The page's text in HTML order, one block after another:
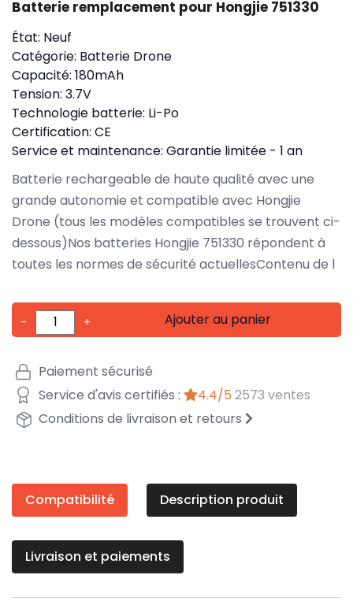
Batterie remplacement pour Hongjie 751330
État: Neuf
Catégorie: Batterie Drone
Capacité: 180mAh
Tension: 3.7V
Technologie batterie: Li-Po
Certification: CE
Service et maintenance: Garantie limitée - 1 an
Batterie rechargeable de haute qualité avec une
grande autonomie et compatible avec Hongjie
Drone (tous les modèles compatibles se trouvent ci-
dessous)Nos batteries Hongjie 751330 répondent à
toutes les normes de sécurité actuellesContenu de l
- + Ajouter au panier
Paiement sécurisé
Service d'avis certifiés :
4.4/5 2573 ventes
Conditions de livraison et retours
Compatibilité Description produit
Livraison et paiements